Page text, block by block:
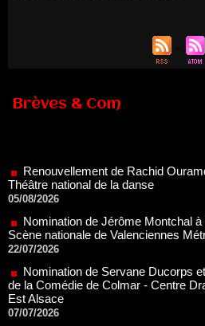
Brèves & Com
05/08/2026
Nomination de Jérôme Montchal à
Scène nationale de Valenciennes
22/07/2026
Nomination de Servane Ducorps
de la Comédie de Colmar - Centre
Est Alsace
07/07/2026
Thomas Jolly et Laëtitia Guédon
TNP